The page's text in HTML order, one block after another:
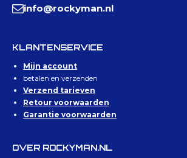
info@rockyman.nl
KLANTENSERVICE
Mijn account
betalen en verzenden
Verzend tarieven
Retour voorwaarden
Garantie voorwaarden
OVER ROCKYMAN.NL